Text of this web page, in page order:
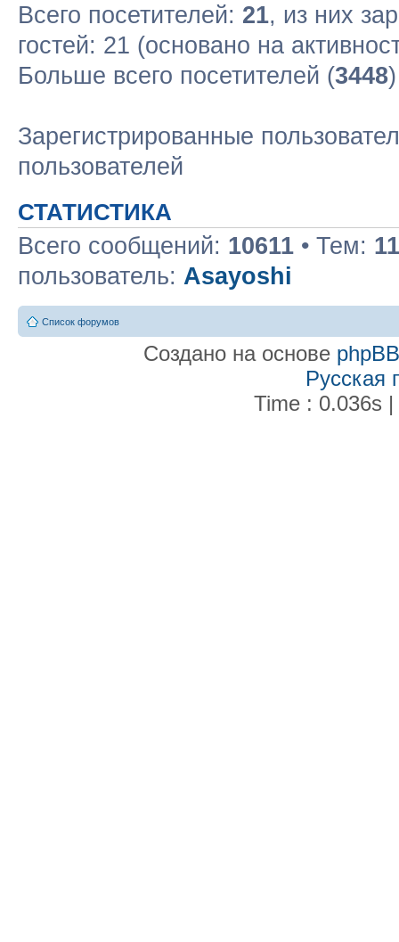
Всего посетителей: 21, из них
гостей: 21 (основано на
Больше всего посетителей (3448
Зарегистрированные
пользователей
СТАТИСТИКА
Всего сообщений: 10611 • Тем:
пользователь: Asayoshi
Список форумов
Создано на основе phpBB
Русская
Time : 0.036s